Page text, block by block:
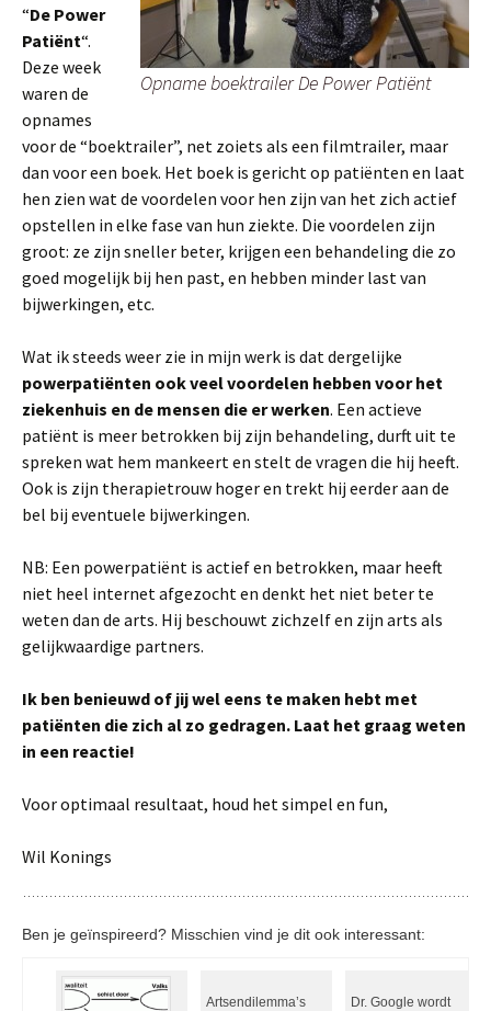
Opname boektrailer De Power Patiënt
“De Power
Patiënt“.
Deze week
waren de
opnames
voor de “boektrailer”, net zoiets als een filmtrailer, maar
dan voor een boek. Het boek is gericht op patiënten en laat
hen zien wat de voordelen voor hen zijn van het zich actief
opstellen in elke fase van hun ziekte. Die voordelen zijn
groot: ze zijn sneller beter, krijgen een behandeling die zo
goed mogelijk bij hen past, en hebben minder last van
bijwerkingen, etc.
Wat ik steeds weer zie in mijn werk is dat dergelijke
powerpatiënten ook veel voordelen hebben voor het
ziekenhuis en de mensen die er werken. Een actieve
patiënt is meer betrokken bij zijn behandeling, durft uit te
spreken wat hem mankeert en stelt de vragen die hij heeft.
Ook is zijn therapietrouw hoger en trekt hij eerder aan de
bel bij eventuele bijwerkingen.
NB: Een powerpatiënt is actief en betrokken, maar heeft
niet heel internet afgezocht en denkt het niet beter te
weten dan de arts. Hij beschouwt zichzelf en zijn arts als
gelijkwaardige partners.
Ik ben benieuwd of jij wel eens te maken hebt met
patiënten die zich al zo gedragen. Laat het graag weten
in een reactie!
Voor optimaal resultaat, houd het simpel en fun,
Wil Konings
Ben je geïnspireerd? Misschien vind je dit ook interessant:
Artsendilemma’s
Dr. Google wordt